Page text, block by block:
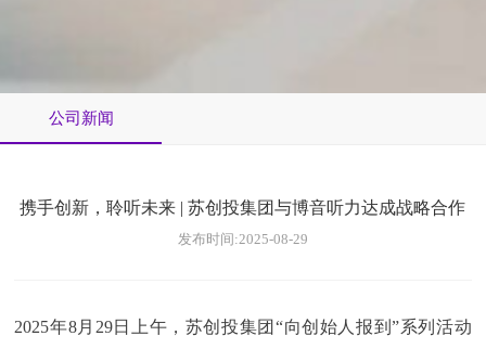
公司新闻
携手创新，聆听未来 | 苏创投集团与博音听力达成战略合作
发布时间:2025-08-29
2025年8月29日上午，苏创投集团“向创始人报到”系列活动